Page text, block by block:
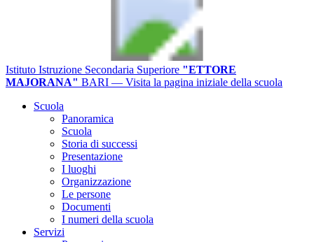
Istituto Istruzione Secondaria Superiore "ETTORE
MAJORANA" BARI — Visita la pagina iniziale della scuola
Scuola
Panoramica
Scuola
Storia di successi
Presentazione
I luoghi
Organizzazione
Le persone
Documenti
I numeri della scuola
Servizi